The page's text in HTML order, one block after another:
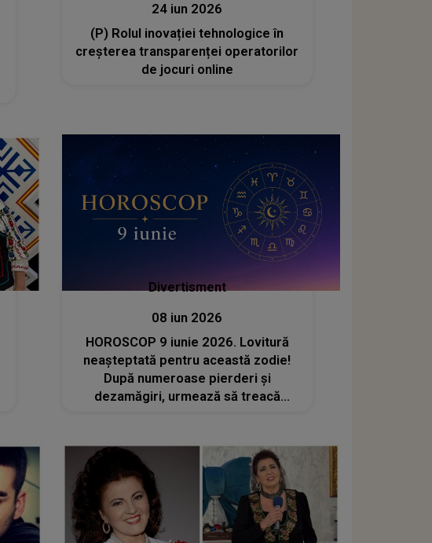
24 iun 2026
(P) Rolul inovației tehnologice în
creșterea transparenței operatorilor
de jocuri online
Divertisment
08 iun 2026
HOROSCOP 9 iunie 2026. Lovitură
neașteptată pentru această zodie!
După numeroase pierderi și
dezamăgiri, urmează să treacă